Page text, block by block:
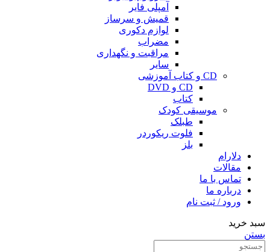
آمپلی فایر
قمیش و سرساز
لوازم دکوری
مضراب
مراقبت و نگهداری
سایر
CD و کتاب آموزشی
CD و DVD
کتاب
موسیقی کودک
طبلک
فلوت ریکوردر
بلز
دلارام
مقالات
تماس با ما
درباره ما
ورود / ثبت نام
سبد خرید
بستن